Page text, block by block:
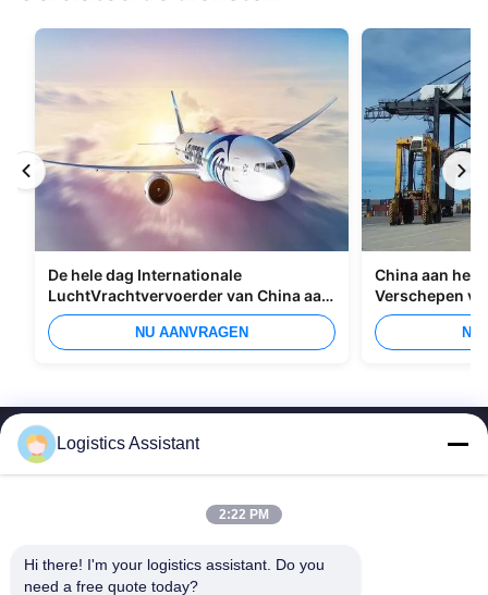
De hele dag Internationale
LuchtVrachtvervoerder van China aan
Manilla
NU AANVRAGEN
China aan het
Verschepen
Overzees
NU
Logistics Assistant
2:22 PM
Hi there! I'm your logistics assistant. Do you
need a free quote today?